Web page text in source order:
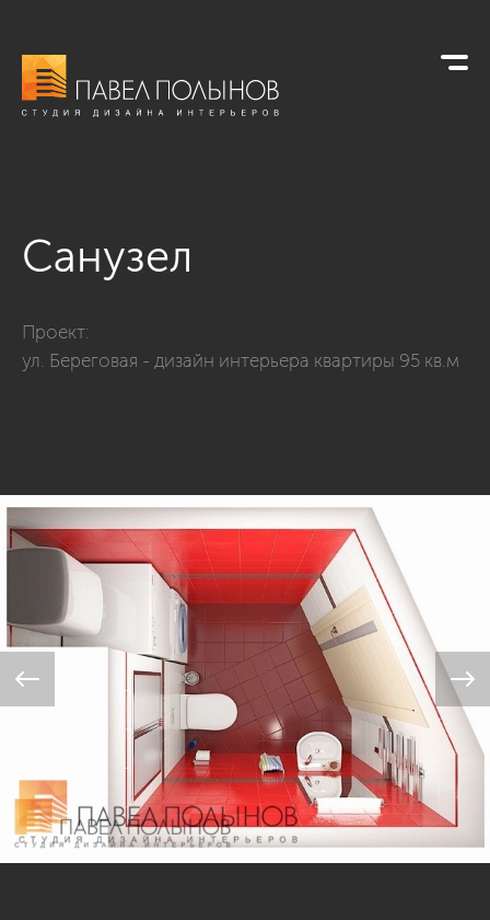
Санузел
Проект:
ул. Береговая - дизайн интерьера квартиры 95 кв.м